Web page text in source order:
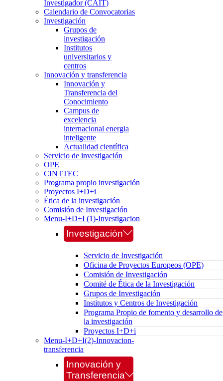
Investigador (CAIT)
Calendario de Convocatorias
Investigación
Grupos de
investigación
Institutos
universitarios y
centros
Innovación y transferencia
Innovación y
Transferencia del
Conocimiento
Campus de
excelencia
internacional energia
inteligente
Actualidad científica
Servicio de investigación
OPE
CINTTEC
Programa propio investigación
Proyectos I+D+i
Ética de la investigación
Comisión de Investigación
Menu-I+D+I (1)-Investigacion
Investigación
Servicio de Investigación
Oficina de Proyectos Europeos (OPE)
Comisión de Investigación
Comité de Ética de la Investigación
Grupos de Investigación
Institutos y Centros de Investigación
Programa Propio de fomento y desarrollo de
la investigación
Proyectos I+D+i
Menu-I+D+I(2)-Innovacion-
transferencia
Innovación y
Transferencia